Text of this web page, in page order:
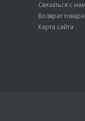
Связаться с
Возврат товара
Карта сайта